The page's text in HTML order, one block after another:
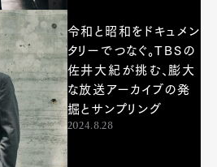
令和と昭和をドキュメン
タリーでつなぐ。TBSの
佐井大紀が挑む、膨大
な放送アーカイブの発
掘とサンプリング
2024.8.28